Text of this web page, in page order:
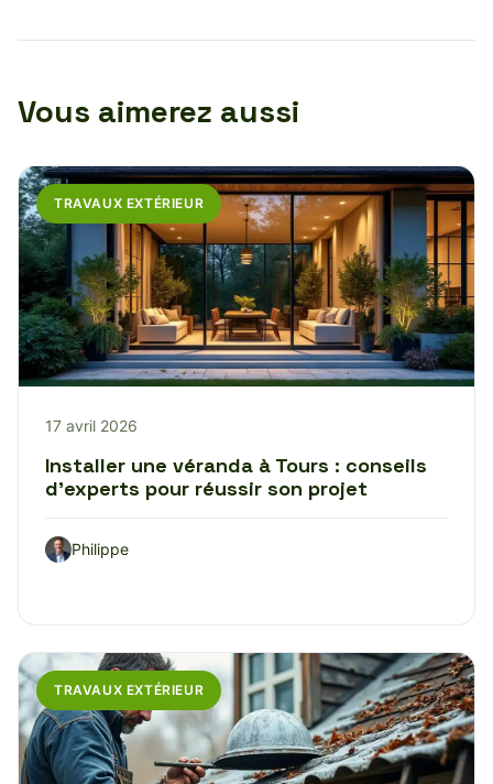
Vous aimerez aussi
TRAVAUX EXTÉRIEUR
17 avril 2026
Installer une véranda à Tours : conseils
d’experts pour réussir son projet
Philippe
TRAVAUX EXTÉRIEUR